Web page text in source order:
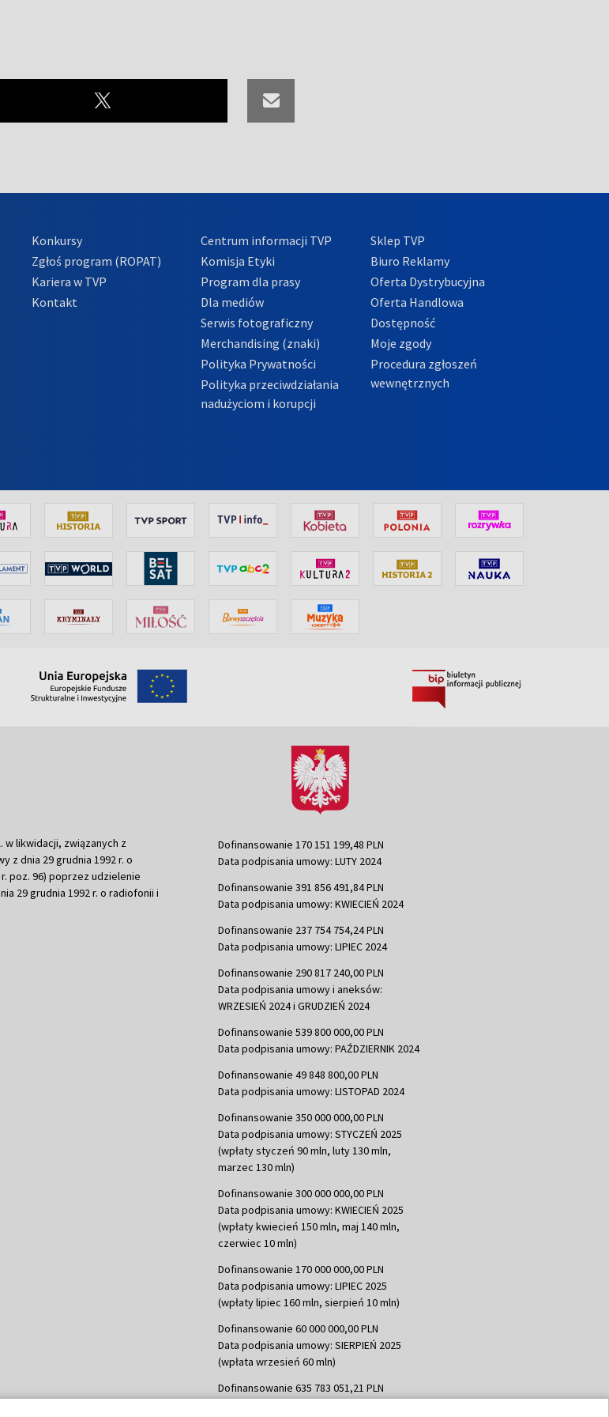
Konkursy
Zgłoś program (ROPAT)
Kariera w TVP
Kontakt
Centrum informacji TVP
Komisja Etyki
Program dla prasy
Dla mediów
Serwis fotograficzny
Merchandising (znaki)
Polityka Prywatności
Polityka przeciwdziałania
nadużyciom i korupcji
Sklep TVP
Biuro Reklamy
Oferta Dystrybucyjna
Oferta Handlowa
Dostępność
Moje zgody
Procedura zgłoszeń
wewnętrznych
w likwidacji, związanych z
z dnia 29 grudnia 1992 r. o
poz. 96) poprzez udzielenie
29 grudnia 1992 r. o radiofonii i
Dofinansowanie 170 151 199,48 PLN
Data podpisania umowy: LUTY 2024
Dofinansowanie 391 856 491,84 PLN
Data podpisania umowy: KWIECIEŃ 2024
Dofinansowanie 237 754 754,24 PLN
Data podpisania umowy: LIPIEC 2024
Dofinansowanie 290 817 240,00 PLN
Data podpisania umowy i aneksów:
WRZESIEŃ 2024 i GRUDZIEŃ 2024
Dofinansowanie 539 800 000,00 PLN
Data podpisania umowy: PAŹDZIERNIK 2024
Dofinansowanie 49 848 800,00 PLN
Data podpisania umowy: LISTOPAD 2024
Dofinansowanie 350 000 000,00 PLN
Data podpisania umowy: STYCZEŃ 2025
(wpłaty styczeń 90 mln, luty 130 mln,
marzec 130 mln)
Dofinansowanie 300 000 000,00 PLN
Data podpisania umowy: KWIECIEŃ 2025
(wpłaty kwiecień 150 mln, maj 140 mln,
czerwiec 10 mln)
Dofinansowanie 170 000 000,00 PLN
Data podpisania umowy: LIPIEC 2025
(wpłaty lipiec 160 mln, sierpień 10 mln)
Dofinansowanie 60 000 000,00 PLN
Data podpisania umowy: SIERPIEŃ 2025
(wpłata wrzesień 60 mln)
Dofinansowanie 635 783 051,21 PLN